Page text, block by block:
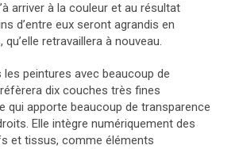
arriver à la couleur et au résultat
d’entre eux seront agrandis en
retravaillera à nouveau.
les peintures avec beaucoup de
dix couches très fines
qui apporte beaucoup de transparence
Elle intègre numériquement des
et tissus, comme éléments